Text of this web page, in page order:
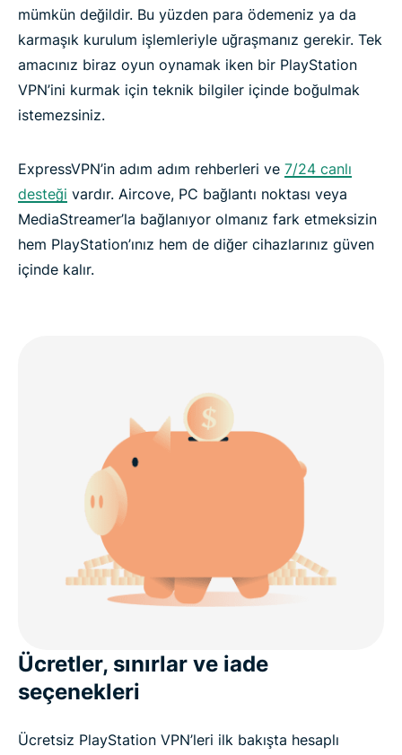
mümkün değildir. Bu yüzden para ödemeniz ya da
karmaşık kurulum işlemleriyle uğraşmanız gerekir. Tek
amacınız biraz oyun oynamak iken bir PlayStation
VPN’ini kurmak için teknik bilgiler içinde boğulmak
istemezsiniz.
ExpressVPN’in adım adım rehberleri ve 7/24 canlı
desteği vardır. Aircove, PC bağlantı noktası veya
MediaStreamer’la bağlanıyor olmanız fark etmeksizin
hem PlayStation’ınız hem de diğer cihazlarınız güven
içinde kalır.
Ücretler, sınırlar ve iade
seçenekleri
Ücretsiz PlayStation VPN’leri ilk bakışta hesaplı